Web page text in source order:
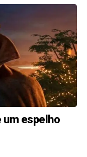
um espelho